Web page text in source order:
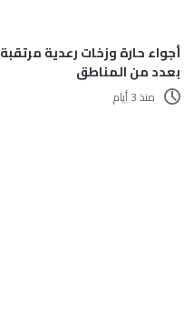
أجواء حارة وزخات رعدية مرتقبة
بعدد من المناطق
منذ 3 أيام